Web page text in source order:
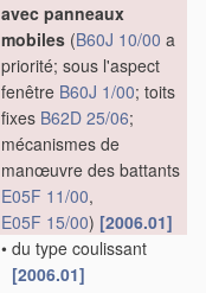
avec panneaux
mobiles (B60J 10/00 a
priorité; sous l'aspect
fenêtre B60J 1/00; toits
fixes B62D 25/06;
mécanismes de
manœuvre des battants
E05F 11/00,
E05F 15/00) [2006.01]
• du type coulissant
[2006.01]